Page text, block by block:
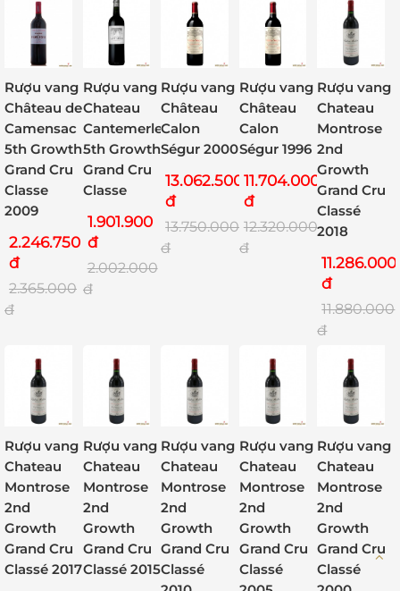
Rượu vang
Château de
Camensac
5th Growth
Grand Cru
Classe
2009
2.246.750
đ
2.365.000
đ
Rượu vang
Chateau
Cantemerle
5th Growth
Grand Cru
Classe
1.901.900
đ
2.002.000
đ
Rượu vang
Château
Calon
Ségur 2000
13.062.500
đ
13.750.000
đ
Rượu vang
Château
Calon
Ségur 1996
11.704.000
đ
12.320.000
đ
Rượu vang
Chateau
Montrose
2nd
Growth
Grand Cru
Classé
2018
11.286.000
đ
11.880.000
đ
Rượu vang
Chateau
Montrose
2nd
Growth
Grand Cru
Classé 2017
Rượu vang
Chateau
Montrose
2nd
Growth
Grand Cru
Classé 2015
Rượu vang
Chateau
Montrose
2nd
Growth
Grand Cru
Classé
Rượu vang
Chateau
Montrose
2nd
Growth
Grand Cru
Classé
Rượu vang
Chateau
Montrose
2nd
Growth
Grand Cru
Classé